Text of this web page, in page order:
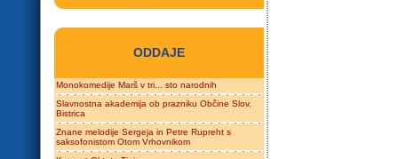
ODDAJE
Monokomedije Marš v tri... sto narodnih
Slavnostna akademija ob prazniku Občine Slov.
Bistrica
Znane melodije Sergeja in Petre Rupreht s
saksofonistom Otom Vrhovnikom